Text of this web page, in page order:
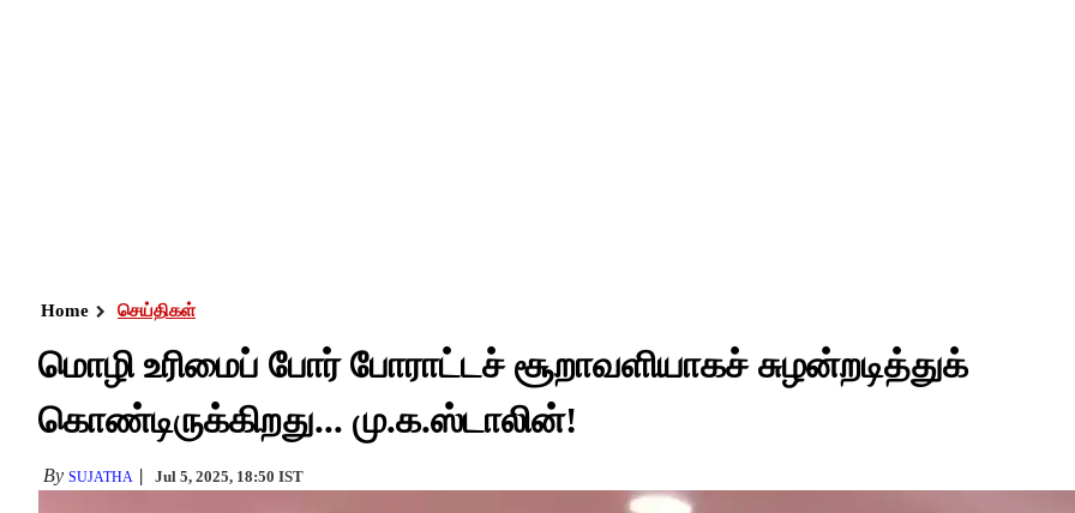
Home செய்திகள்
மொழி உரிமைப் போர் போராட்டச் சூறாவளியாகச் சுழன்றடித்துக்
கொண்டிருக்கிறது... மு.க.ஸ்டாலின்!
By SUJATHA Jul 5, 2025, 18:50 IST